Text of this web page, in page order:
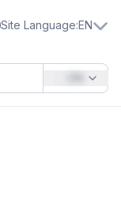
Site Language:EN